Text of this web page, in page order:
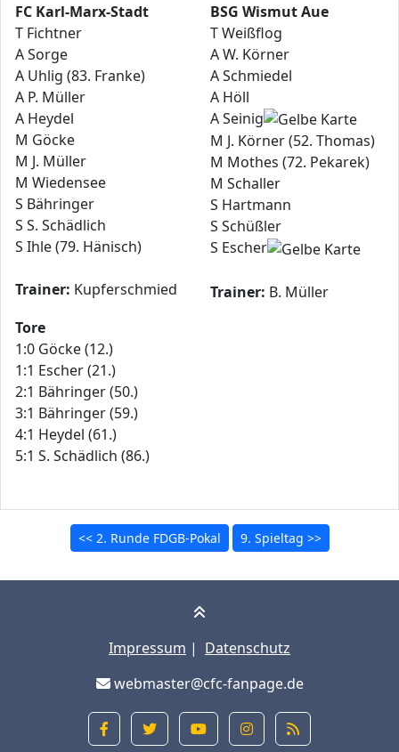
FC Karl-Marx-Stadt
T Fichtner
A Sorge
A Uhlig (83. Franke)
A P. Müller
A Heydel
M Göcke
M J. Müller
M Wiedensee
S Bähringer
S S. Schädlich
S Ihle (79. Hänisch)
Trainer: Kupferschmied
BSG Wismut Aue
T Weißflog
A W. Körner
A Schmiedel
A Höll
A Seinig
M J. Körner (52. Thomas)
M Mothes (72. Pekarek)
M Schaller
S Hartmann
S Schüßler
S Escher
Trainer: B. Müller
Tore
1:0 Göcke (12.)
1:1 Escher (21.)
2:1 Bähringer (50.)
3:1 Bähringer (59.)
4:1 Heydel (61.)
5:1 S. Schädlich (86.)
<< 2. Runde FDGB-Pokal 9. Spieltag >>
Impressum | Datenschutz
webmaster@cfc-fanpage.de